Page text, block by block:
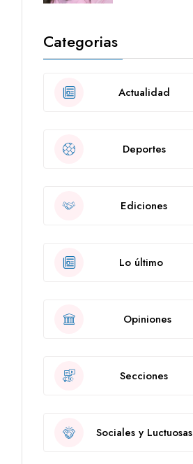
Categorias
Actualidad
Deportes
Ediciones
Lo último
Opiniones
Secciones
Sociales y Luctuosas